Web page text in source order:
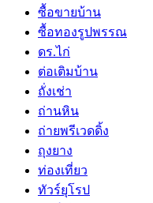
ซื้อขายบ้าน
ซื้อทองรูปพรรณ
ดร.ไก่
ต่อเติมบ้าน
ถั่งเช่า
ถ่านหิน
ถ่ายพรีเวดดิ้ง
ถุงยาง
ท่องเที่ยว
ทัวร์ยุโรป